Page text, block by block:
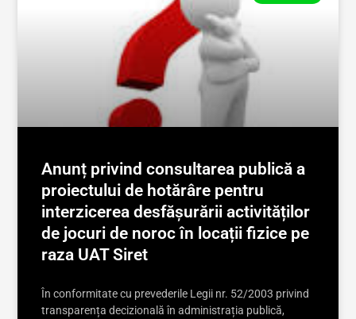
Anunț privind consultarea publică a
proiectului de hotărâre pentru
interzicerea desfășurării activităților
de jocuri de noroc în locații fizice pe
raza UAT Siret
În conformitate cu prevederile Legii nr. 52/2003 privind
transparența decizională în administrația publică,